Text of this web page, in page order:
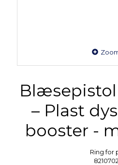
– Plast
booster -
Ring for